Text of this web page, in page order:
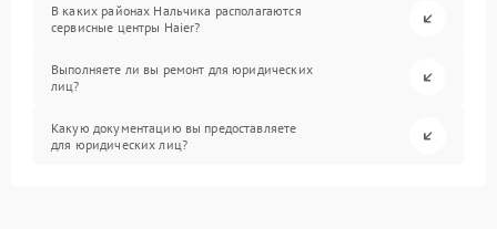
В каких районах Нальчика располагаются
сервисные центры Haier?
Выполняете ли вы ремонт для юридических
лиц?
Какую документацию вы предоставляете
для юридических лиц?